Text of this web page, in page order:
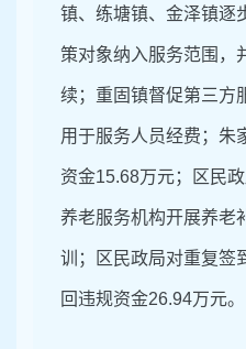
镇、练塘镇、金泽镇逐
策对象纳入服务范围，
续；重固镇督促第三方
用于服务人员经费；朱
资金15.68万元；区民
养老服务机构开展养老
训；区民政局对重复签
回违规资金26.94万元。